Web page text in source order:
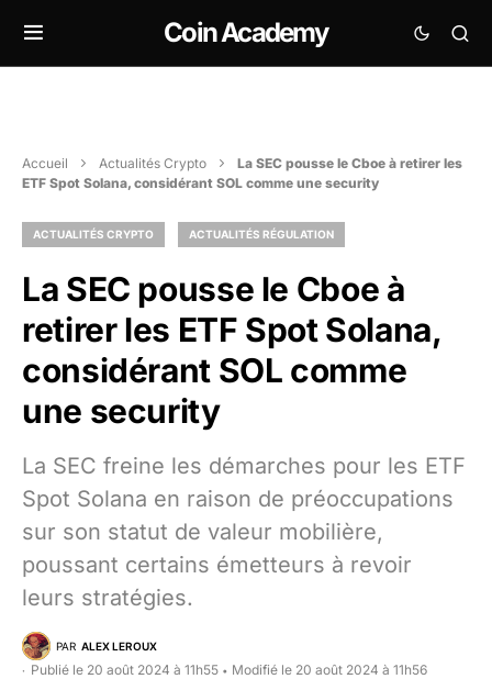
Coin Academy
Accueil Actualités Crypto
La SEC pousse le Cboe à retirer les
ETF Spot Solana, considérant SOL comme une security
ACTUALITÉS CRYPTO ACTUALITÉS RÉGULATION
La SEC pousse le Cboe à
retirer les ETF Spot Solana,
considérant SOL comme
une security
La SEC freine les démarches pour les ETF
Spot Solana en raison de préoccupations
sur son statut de valeur mobilière,
poussant certains émetteurs à revoir
leurs stratégies.
PAR ALEX LEROUX
Publié le 20 août 2024 à 11h55 • Modifié le 20 août 2024 à 11h56